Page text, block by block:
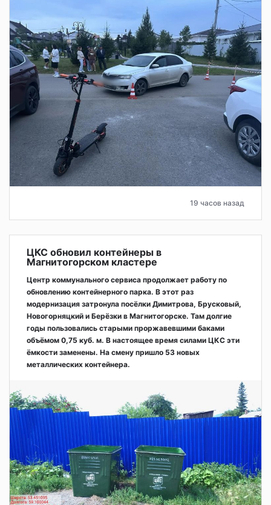
19 часов назад
ЦКС обновил контейнеры в
Магнитогорском кластере
Центр коммунального сервиса продолжает работу по
обновлению контейнерного парка. В этот раз
модернизация затронула посёлки Димитрова, Брусковый,
Новогорняцкий и Берёзки в Магнитогорске. Там долгие
годы пользовались старыми проржавевшими баками
объёмом 0,75 куб. м. В настоящее время силами ЦКС эти
ёмкости заменены. На смену пришло 53 новых
металлических контейнера.